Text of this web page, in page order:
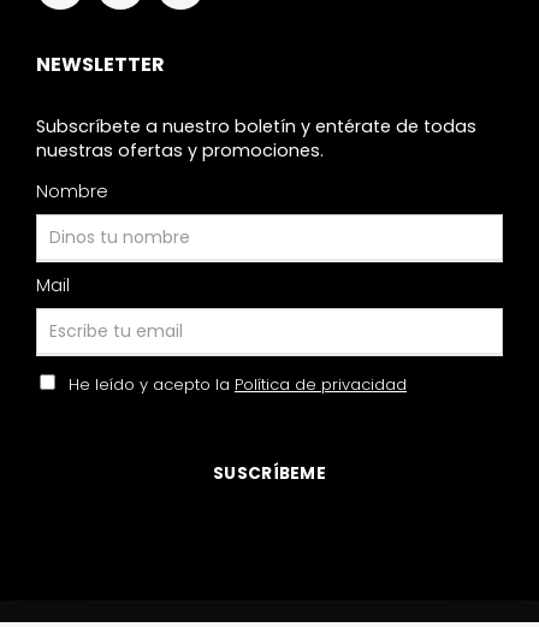
NEWSLETTER
Subscríbete a nuestro boletín y entérate de todas
nuestras ofertas y promociones.
Nombre
Mail
He leído y acepto la Política de privacidad
SUSCRÍBEME